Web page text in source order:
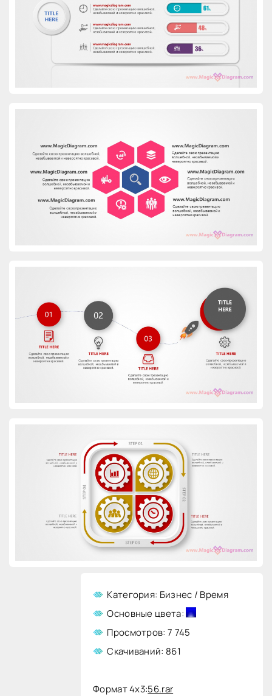
Категория: Бизнес / Время
Основные цвета:
Просмотров: 7 745
Скачиваний: 861
Формат 4x3:56.rar